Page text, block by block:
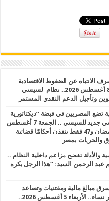
الانتباه عن الضغوط الاقتصادية
والسياسية والتحديات الداخلية .. السبت 8 أغسطس 2026.. نظام السيسي
وتأجيل الدعم النقدي المستمر
تضع المصريين في قبضة “ديكتاتورية
عسكرية” عبد الرحمن السيد صداع سياسي جديد للسيسي .. الجمعة 7 أغسطس
2026.. 1090 معتقلة بسجن العاشر من رمضان و47 فقط ينفذن أحكامًا قضائية
والحريات بمصر
والأدلة تفضح مزاعم داخلية النظام ..
ترامب يهاجم عبد الرحمن السيد: “هذا الرجل يكره
مبالغ مالية ومقتنيات وتصاعد
الانتهاكات ضد المعتقلات في سجن العاشر نساء.. الأربعاء 5 أغسطس 2026..